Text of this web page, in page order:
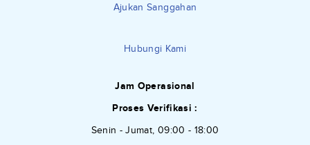
Ajukan Sanggahan
Hubungi Kami
Jam Operasional
Proses Verifikasi :
Senin - Jumat, 09:00 - 18:00